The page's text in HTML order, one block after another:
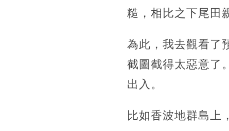
糙，相比之下尾田
為此，我去觀看了
截圖截得太惡意了
出入。
比如香波地群島上